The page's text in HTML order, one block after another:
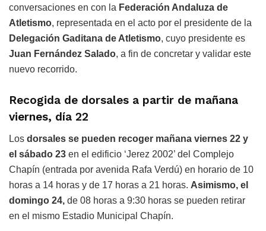
conversaciones en con la Federación Andaluza de
Atletismo, representada en el acto por el presidente de la
Delegación Gaditana de Atletismo, cuyo presidente es
Juan Fernández Salado, a fin de concretar y validar este
nuevo recorrido.
Recogida de dorsales a partir de mañana
viernes, día 22
Los dorsales se pueden recoger mañana viernes 22 y
el sábado 23 en el edificio ‘Jerez 2002’ del Complejo
Chapín (entrada por avenida Rafa Verdú) en horario de 10
horas a 14 horas y de 17 horas a 21 horas. Asimismo, el
domingo 24, de 08 horas a 9:30 horas se pueden retirar
en el mismo Estadio Municipal Chapín.